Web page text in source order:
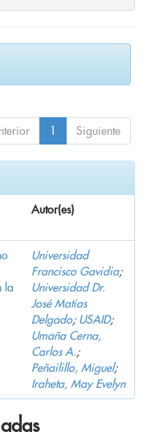
1 Siguiente
Autor(es)
la
Universidad
Francisco Gavidia;
Universidad Dr.
José Matías
Delgado; USAID;
Umaña Cerna,
Carlos A.;
Peñailillo, Miguel;
Iraheta, May Evelyn